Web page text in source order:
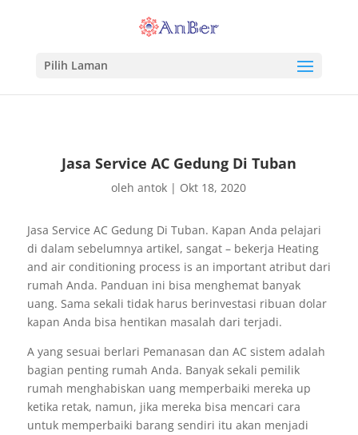
Pilih Laman
Jasa Service AC Gedung Di Tuban
olehantok | Okt 18, 2020
Jasa Service AC Gedung Di Tuban. Kapan Anda pelajari
di dalam sebelumnya artikel, sangat – bekerja Heating
and air conditioning process is an important atribut dari
rumah Anda. Panduan ini bisa menghemat banyak
uang. Sama sekali tidak harus berinvestasi ribuan dolar
kapan Anda bisa hentikan masalah dari terjadi.
A yang sesuai berlari Pemanasan dan AC sistem adalah
bagian penting rumah Anda. Banyak sekali pemilik
rumah menghabiskan uang memperbaiki mereka up
ketika retak, namun, jika mereka bisa mencari cara
untuk memperbaiki barang sendiri itu akan menjadi